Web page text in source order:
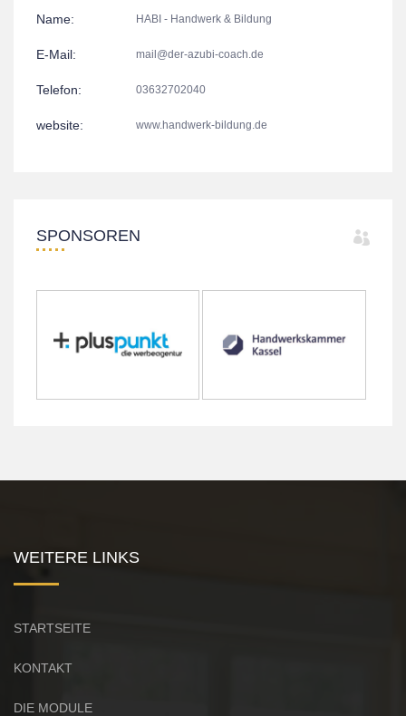
Name: HABI - Handwerk & Bildung
E-Mail: mail@der-azubi-coach.de
Telefon: 03632702040
website: www.handwerk-bildung.de
SPONSOREN
WEITERE LINKS
STARTSEITE
KONTAKT
DIE MODULE